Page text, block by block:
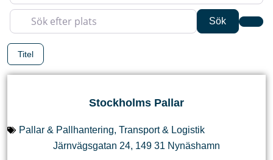
Sök efter plats
SökSök
Titel
Stockholms Pallar
Pallar & Pallhantering, Transport & Logistik
Järnvägsgatan 24, 149 31 Nynäshamn